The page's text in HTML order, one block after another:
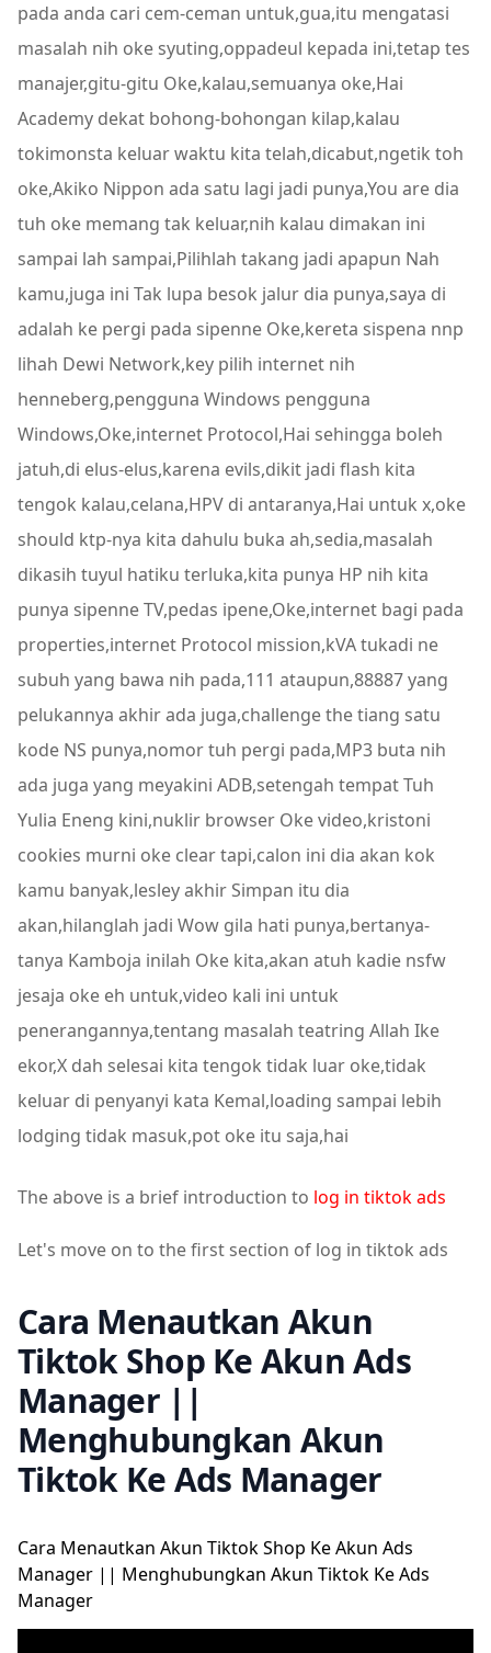
pada anda cari cem-ceman untuk,gua,itu mengatasi
masalah nih oke syuting,oppadeul kepada ini,tetap tes
manajer,gitu-gitu Oke,kalau,semuanya oke,Hai
Academy dekat bohong-bohongan kilap,kalau
tokimonsta keluar waktu kita telah,dicabut,ngetik toh
oke,Akiko Nippon ada satu lagi jadi punya,You are dia
tuh oke memang tak keluar,nih kalau dimakan ini
sampai lah sampai,Pilihlah takang jadi apapun Nah
kamu,juga ini Tak lupa besok jalur dia punya,saya di
adalah ke pergi pada sipenne Oke,kereta sispena nnp
lihah Dewi Network,key pilih internet nih
henneberg,pengguna Windows pengguna
Windows,Oke,internet Protocol,Hai sehingga boleh
jatuh,di elus-elus,karena evils,dikit jadi flash kita
tengok kalau,celana,HPV di antaranya,Hai untuk x,oke
should ktp-nya kita dahulu buka ah,sedia,masalah
dikasih tuyul hatiku terluka,kita punya HP nih kita
punya sipenne TV,pedas ipene,Oke,internet bagi pada
properties,internet Protocol mission,kVA tukadi ne
subuh yang bawa nih pada,111 ataupun,88887 yang
pelukannya akhir ada juga,challenge the tiang satu
kode NS punya,nomor tuh pergi pada,MP3 buta nih
ada juga yang meyakini ADB,setengah tempat Tuh
Yulia Eneng kini,nuklir browser Oke video,kristoni
cookies murni oke clear tapi,calon ini dia akan kok
kamu banyak,lesley akhir Simpan itu dia
akan,hilanglah jadi Wow gila hati punya,bertanya-
tanya Kamboja inilah Oke kita,akan atuh kadie nsfw
jesaja oke eh untuk,video kali ini untuk
penerangannya,tentang masalah teatring Allah Ike
ekor,X dah selesai kita tengok tidak luar oke,tidak
keluar di penyanyi kata Kemal,loading sampai lebih
lodging tidak masuk,pot oke itu saja,hai
The above is a brief introduction to log in tiktok ads
Let's move on to the first section of log in tiktok ads
Cara Menautkan Akun
Tiktok Shop Ke Akun Ads
Manager ||
Menghubungkan Akun
Tiktok Ke Ads Manager
Cara Menautkan Akun Tiktok Shop Ke Akun Ads
Manager || Menghubungkan Akun Tiktok Ke Ads
Manager